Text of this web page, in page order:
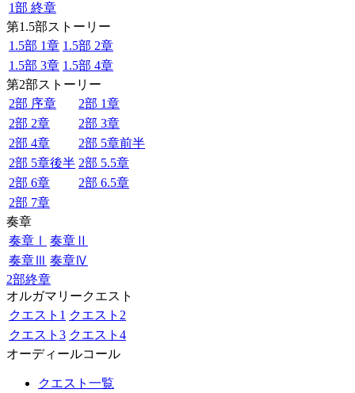
1部 終章
第1.5部ストーリー
1.5部 1章 1.5部 2章
1.5部 3章 1.5部 4章
第2部ストーリー
2部 序章
2部 1章
2部 2章
2部 3章
2部 4章
2部 5章前半
2部 5章後半 2部 5.5章
2部 6章
2部 6.5章
2部 7章
奏章
奏章Ⅰ
奏章Ⅱ
奏章Ⅲ 奏章Ⅳ
2部終章
オルガマリークエスト
クエスト1 クエスト2
クエスト3 クエスト4
オーディールコール
クエスト一覧